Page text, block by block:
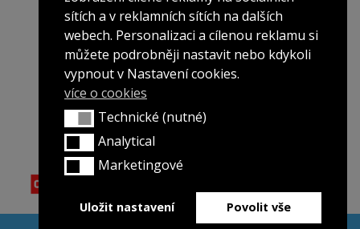
sítích a v reklamních sítích na dalších
webech. Personalizaci a cílenou reklamu si
můžete podrobněji nastavit nebo kdykoli
vypnout v Nastavení cookies.
více o cookies
Technické (nutné)
Technické (nutné)
AnalyticalAnalytical
Marketingové
Marketingové
Uložit nastavení Povolit vše